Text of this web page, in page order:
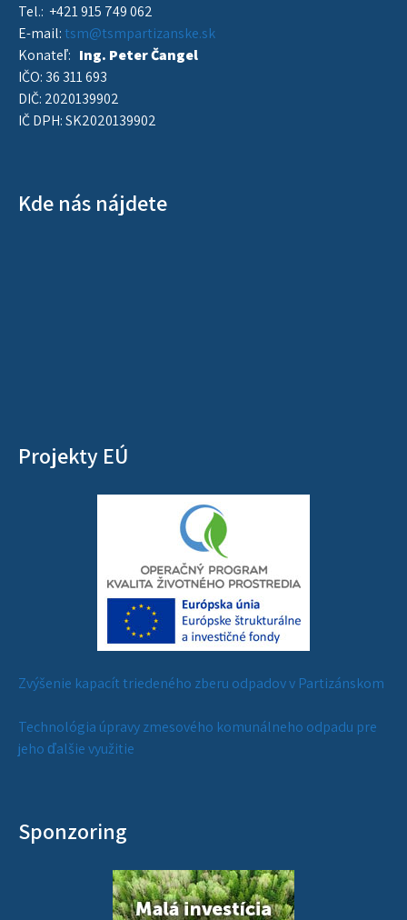
Tel.: +421 915 749 062
E-mail:tsm@tsmpartizanske.sk
Konateľ: Ing. Peter Čangel
IČO: 36 311 693
DIČ: 2020139902
IČ DPH: SK2020139902
Kde nás nájdete
Projekty EÚ
Zvýšenie kapacít triedeného zberu odpadov v Partizánskom
Technológia úpravy zmesového komunálneho odpadu pre
jeho ďalšie využitie
Sponzoring